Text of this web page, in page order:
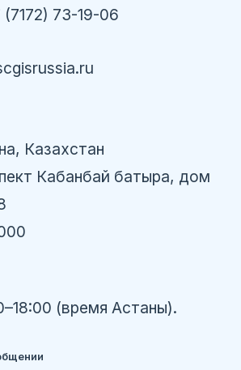
(7172) 73-19-06
Казахстан
Кабанбай батыра, дом
(время Астаны).